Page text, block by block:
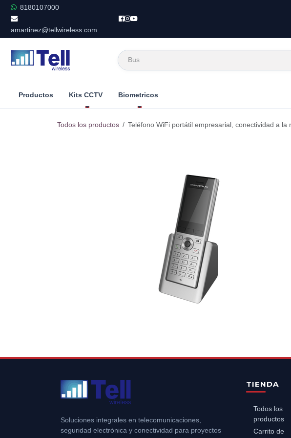
Ir al contenido
8180107000
amartinez@tellwireless.com
Productos Kits CCTV Biometricos
Todos los productos Teléfono WiFi portátil empresarial, conectividad a la
Soluciones integrales en telecomunicaciones,
seguridad electrónica y conectividad para proyectos
TIENDA
Todos los
productos
Carrito de